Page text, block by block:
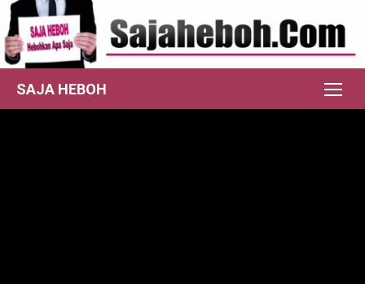
Skip
to
content
SAJA HEBOH